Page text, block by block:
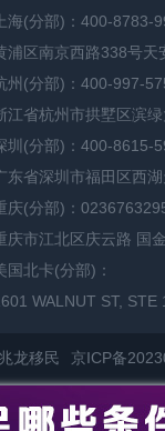
上海(分部)：400-8783-
浦区南京西路338号天
州(分部)：400-997-
江省杭州市拱墅区滨
圳(分部)：400-8615-
东省深圳市福田区西
庆(分部)：
庆市江北区庆云路 国
国北卡(分部)：
WALNUT ST, STE
龙移民 京ICP备